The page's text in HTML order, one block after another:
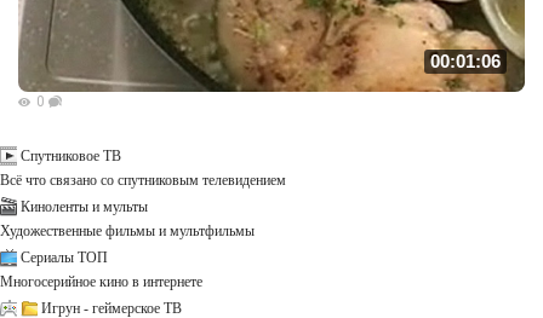
00:01:06
0
Спутниковое ТВ
Всё что связано со спутниковым телевидением
Киноленты и мульты
Художественные фильмы и мультфильмы
Сериалы ТОП
Многосерийное кино в интернете
Игрун - геймерское ТВ